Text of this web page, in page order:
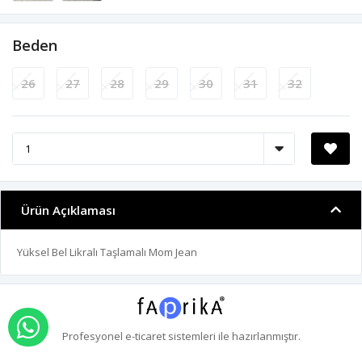
Beden
26 27 28 29 30 31 32
Ürün Açıklaması
Yüksel Bel Likralı Taşlamalı Mom Jean
Profesyonel e-ticaretsistemleri ile hazırlanmıştır.